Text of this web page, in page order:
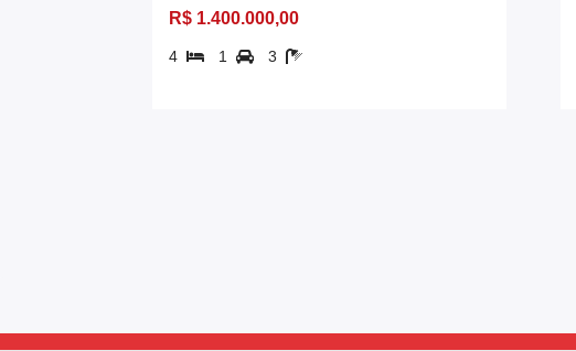
R$ 1.400.000,00
4 1 3